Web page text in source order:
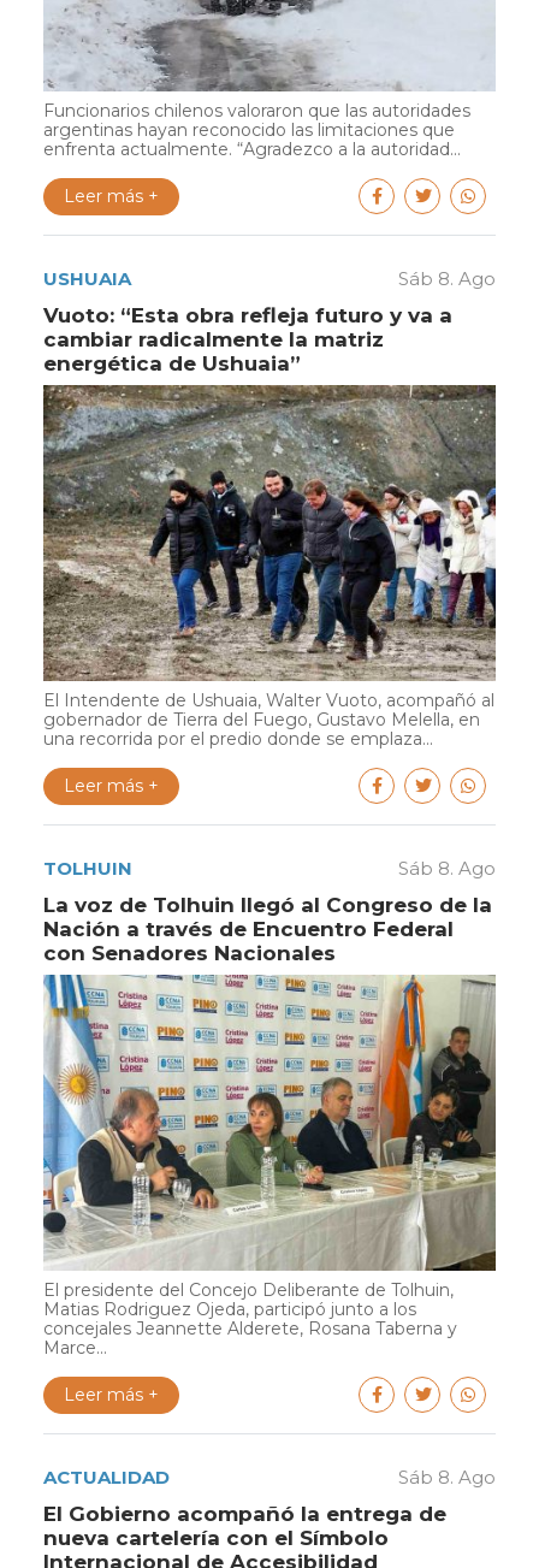
Funcionarios chilenos valoraron que las autoridades
argentinas hayan reconocido las limitaciones que
enfrenta actualmente. “Agradezco a la autoridad...
Leer más +
USHUAIA Sáb 8. Ago
Vuoto: “Esta obra refleja futuro y va a
cambiar radicalmente la matriz
energética de Ushuaia”
El Intendente de Ushuaia, Walter Vuoto, acompañó al
gobernador de Tierra del Fuego, Gustavo Melella, en
una recorrida por el predio donde se emplaza...
Leer más +
TOLHUIN Sáb 8. Ago
La voz de Tolhuin llegó al Congreso de la
Nación a través de Encuentro Federal
con Senadores Nacionales
El presidente del Concejo Deliberante de Tolhuin,
Matias Rodriguez Ojeda, participó junto a los
concejales Jeannette Alderete, Rosana Taberna y
Marce...
Leer más +
ACTUALIDAD Sáb 8. Ago
El Gobierno acompañó la entrega de
nueva cartelería con el Símbolo
Internacional de Accesibilidad